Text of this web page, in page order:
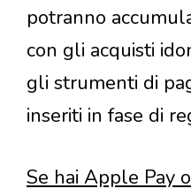
potranno
con gli acquisti
gli strumenti di
inseriti in fase di
Se hai Apple Pay